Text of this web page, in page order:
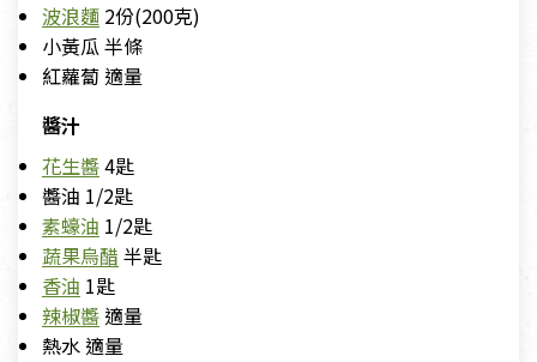
波浪麵 2份(200克)
小黃瓜 半條
紅蘿蔔 適量
醬汁
花生醬4匙
醬油 1/2匙
素蠔油 1/2匙
蔬果烏醋 半匙
香油 1匙
辣椒醬 適量
熱水 適量